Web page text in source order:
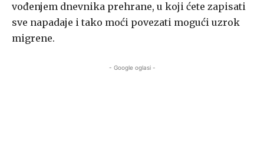
vođenjem dnevnika prehrane, u koji ćete zapisati
sve napadaje i tako moći povezati mogući uzrok
migrene.
- Google oglasi -